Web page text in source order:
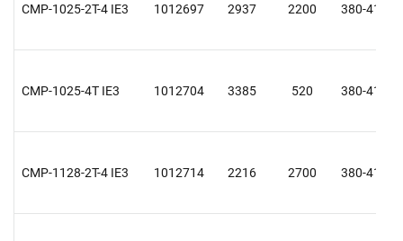
CMP-1025-2T-4 IE3 1012697 2937 2200 380-415 Y
CMP-1025-4T IE3 1012704 3385 520 380-415 Y
CMP-1128-2T-4 IE3 1012714 2216 2700 380-415 Y